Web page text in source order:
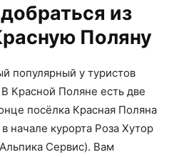
из
Поляну
популярный у туристов
Красной Поляне есть две
посёлка Красная Поляна
начале курорта Роза Хутор
Сервис). Вам